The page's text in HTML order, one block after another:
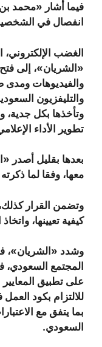
فيما أشار «محمد بن
انفصال في
الغضب الإلكتروني،
«الشريان»، إلى
والفيديوهات ومدى
والتليفزيون
وتأخذها بكل
تطوير الأداء
بعدها بقليل أصدر
معها، وفقا لما
وتضمن القرار
كيفية تعيينها،
وشدد «الشريان»،
المجتمع السعودي،
على تطبيق المعايير
للالتزام بكود
بما يتفق مع
السعودي.